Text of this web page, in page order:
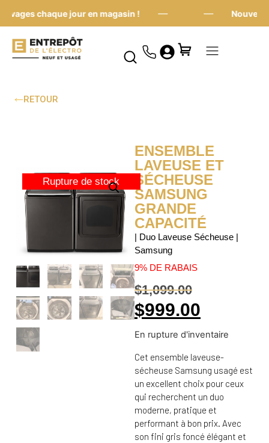
chaque jour en magasin ! — —
RETOUR
Rupture de stock
ENSEMBLE
LAVEUSE ET
SÉCHEUSE
SAMSUNG
GRANDE
CAPACITÉ
| Duo Laveuse Sécheuse |
Samsung
9% DE RABAIS
$1,099.00
$999.00
En rupture d'inventaire
Cet ensemble laveuse-
sécheuse Samsung usagé est
un excellent choix pour ceux
qui recherchent un duo
moderne, pratique et
performant à bon prix. Avec
son fini gris foncé élégant et